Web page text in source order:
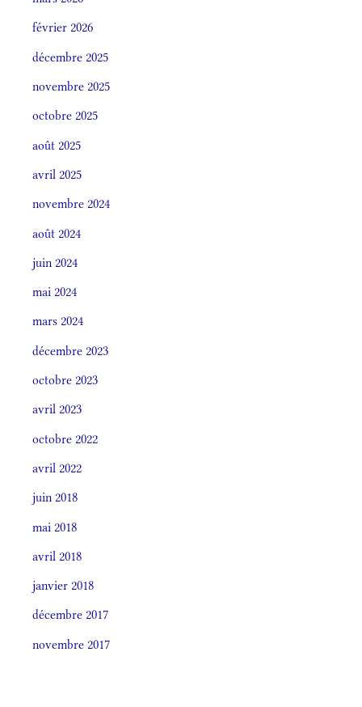
février 2026
décembre 2025
novembre 2025
octobre 2025
août 2025
avril 2025
novembre 2024
août 2024
juin 2024
mai 2024
mars 2024
décembre 2023
octobre 2023
avril 2023
octobre 2022
avril 2022
juin 2018
mai 2018
avril 2018
janvier 2018
décembre 2017
novembre 2017